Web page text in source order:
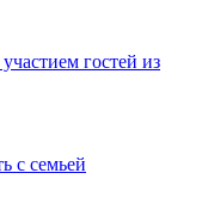
гостей из
с семьей